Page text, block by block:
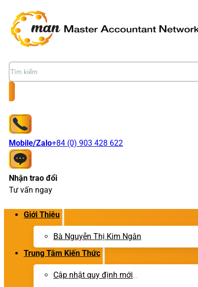
Tìm
kiếm
Mobile/Zalo+84 (0) 903 428 622
Nhận trao đổi
Tư vấn ngay
Giới Thiệu
Bà Nguyễn Thị Kim Ngân
Trung Tâm Kiến Thức
Cập nhật quy định mới